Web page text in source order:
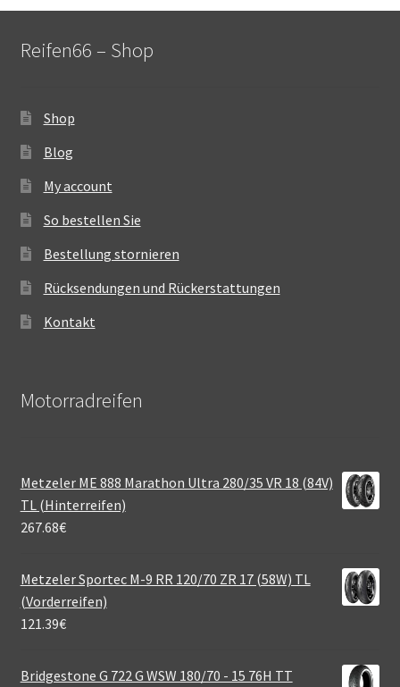
Reifen66 – Shop
Shop
Blog
My account
So bestellen Sie
Bestellung stornieren
Rücksendungen und Rückerstattungen
Kontakt
Motorradreifen
Metzeler ME 888 Marathon Ultra 280/35 VR 18 (84V)
TL (Hinterreifen)
267.68€
Metzeler Sportec M-9 RR 120/70 ZR 17 (58W) TL
(Vorderreifen)
121.39€
Bridgestone G 722 G WSW 180/70 - 15 76H TT